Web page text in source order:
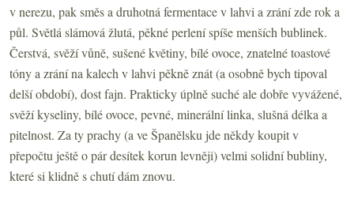
v nerezu, pak směs a druhotná fermentace v lahvi a zrání zde rok a
půl. Světlá slámová žlutá, pěkné perlení spíše menších bublinek.
Čerstvá, svěží vůně, sušené květiny, bílé ovoce, znatelné toastové
tóny a zrání na kalech v lahvi pěkně znát (a osobně bych tipoval
delší období), dost fajn. Prakticky úplně suché ale dobře vyvážené,
svěží kyseliny, bílé ovoce, pevné, minerální linka, slušná délka a
pitelnost. Za ty prachy (a ve Španělsku jde někdy koupit v
přepočtu ještě o pár desítek korun levněji) velmi solidní bubliny,
které si klidně s chutí dám znovu.